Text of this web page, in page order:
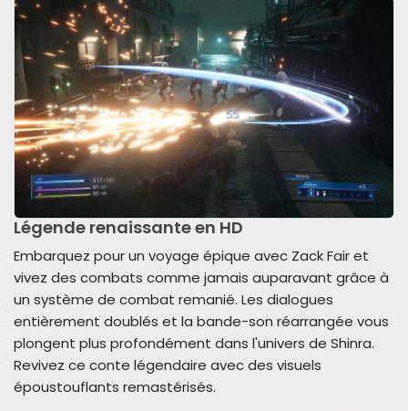
Légende renaissante en HD
Embarquez pour un voyage épique avec Zack Fair et
vivez des combats comme jamais auparavant grâce à
un système de combat remanié. Les dialogues
entièrement doublés et la bande-son réarrangée vous
plongent plus profondément dans l'univers de Shinra.
Revivez ce conte légendaire avec des visuels
époustouflants remastérisés.